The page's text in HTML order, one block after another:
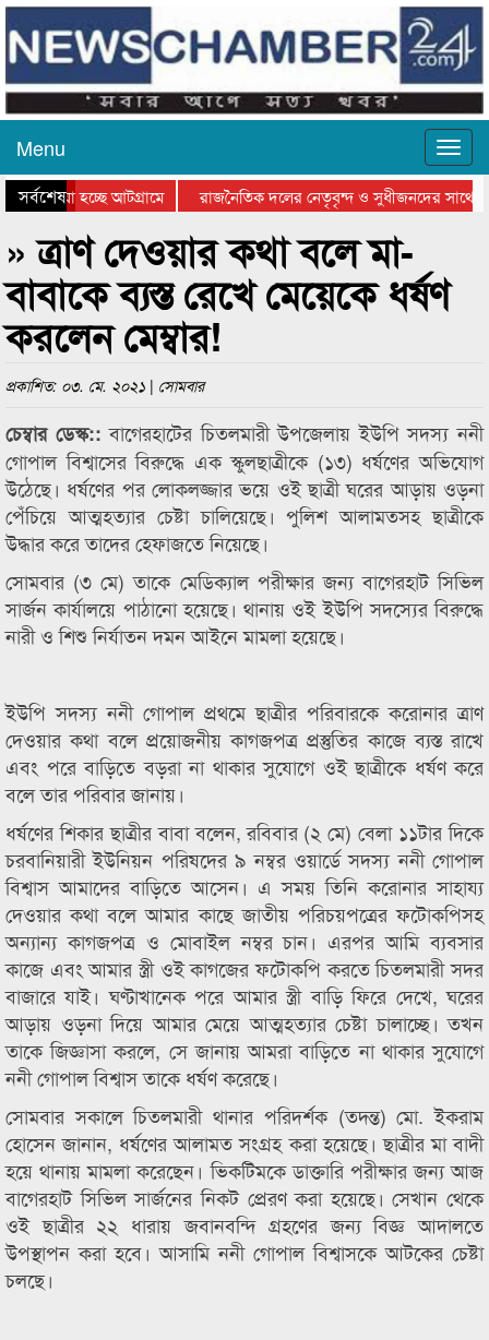
Menu
সর্বশেষ
যাওয়া হচ্ছে আটগ্রামে
রাজনৈতিক দলের নেতৃবৃন্দ ও সুধীজনদের সাথে
পুরস্কার বিতরণ সম্পন্ন
» ত্রাণ দেওয়ার কথা বলে মা-
বাবাকে ব্যস্ত রেখে মেয়েকে ধর্ষণ
করলেন মেম্বার!
প্রকাশিত: ০৩. মে. ২০২১ | সোমবার
চেম্বার ডেস্ক::বাগেরহাটের চিতলমারী উপজেলায় ইউপি সদস্য ননী
গোপাল বিশ্বাসের বিরুদ্ধে এক স্কুলছাত্রীকে (১৩) ধর্ষণের অভিযোগ
উঠেছে। ধর্ষণের পর লোকলজ্জার ভয়ে ওই ছাত্রী ঘরের আড়ায় ওড়না
পেঁচিয়ে আত্মহত্যার চেষ্টা চালিয়েছে। পুলিশ আলামতসহ ছাত্রীকে
উদ্ধার করে তাদের হেফাজতে নিয়েছে।
সোমবার (৩ মে) তাকে মেডিক্যাল পরীক্ষার জন্য বাগেরহাট সিভিল
সার্জন কার্যালয়ে পাঠানো হয়েছে। থানায় ওই ইউপি সদস্যের বিরুদ্ধে
নারী ও শিশু নির্যাতন দমন আইনে মামলা হয়েছে।
ইউপি সদস্য ননী গোপাল প্রথমে ছাত্রীর পরিবারকে করোনার ত্রাণ
দেওয়ার কথা বলে প্রয়োজনীয় কাগজপত্র প্রস্তুতির কাজে ব্যস্ত রাখে
এবং পরে বাড়িতে বড়রা না থাকার সুযোগে ওই ছাত্রীকে ধর্ষণ করে
বলে তার পরিবার জানায়।
ধর্ষণের শিকার ছাত্রীর বাবা বলেন, রবিবার (২ মে) বেলা ১১টার দিকে
চরবানিয়ারী ইউনিয়ন পরিষদের ৯ নম্বর ওয়ার্ডে সদস্য ননী গোপাল
বিশ্বাস আমাদের বাড়িতে আসেন। এ সময় তিনি করোনার সাহায্য
দেওয়ার কথা বলে আমার কাছে জাতীয় পরিচয়পত্রের ফটোকপিসহ
অন্যান্য কাগজপত্র ও মোবাইল নম্বর চান। এরপর আমি ব্যবসার
কাজে এবং আমার স্ত্রী ওই কাগজের ফটোকপি করতে চিতলমারী সদর
বাজারে যাই। ঘণ্টাখানেক পরে আমার স্ত্রী বাড়ি ফিরে দেখে, ঘরের
আড়ায় ওড়না দিয়ে আমার মেয়ে আত্মহত্যার চেষ্টা চালাচ্ছে। তখন
তাকে জিজ্ঞাসা করলে, সে জানায় আমরা বাড়িতে না থাকার সুযোগে
ননী গোপাল বিশ্বাস তাকে ধর্ষণ করেছে।
সোমবার সকালে চিতলমারী থানার পরিদর্শক (তদন্ত) মো. ইকরাম
হোসেন জানান, ধর্ষণের আলামত সংগ্রহ করা হয়েছে। ছাত্রীর মা বাদী
হয়ে থানায় মামলা করেছেন। ভিকটিমকে ডাক্তারি পরীক্ষার জন্য আজ
বাগেরহাট সিভিল সার্জনের নিকট প্রেরণ করা হয়েছে। সেখান থেকে
ওই ছাত্রীর ২২ ধারায় জবানবন্দি গ্রহণের জন্য বিজ্ঞ আদালতে
উপস্থাপন করা হবে। আসামি ননী গোপাল বিশ্বাসকে আটকের চেষ্টা
চলছে।